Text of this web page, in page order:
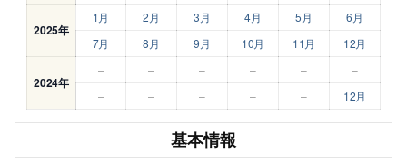
2025年
1月 2月 3月 4月 5月
6月
7月
8月 9月 10月 11月 12月
2024年
– – – – –
–
–
– – – – 12月
基本情報